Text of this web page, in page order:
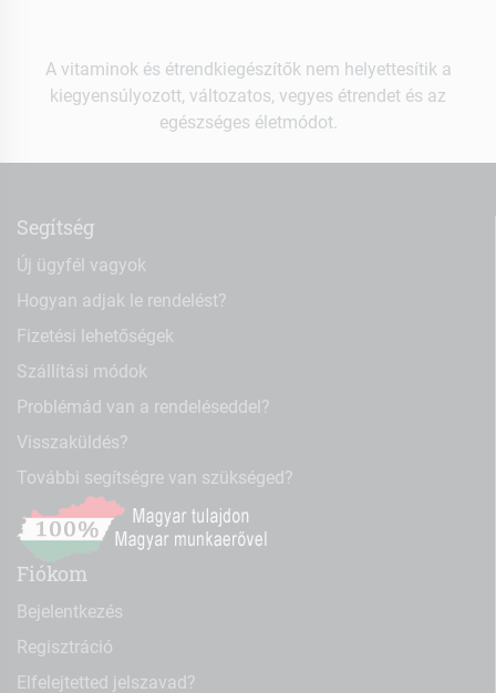
A vitaminok és étrendkiegészítők nem helyettesítik a
kiegyensúlyozott, változatos, vegyes étrendet és az
egészséges életmódot.
Segítség
Új ügyfél vagyok
Hogyan adjak le rendelést?
Fizetési lehetőségek
Szállítási módok
Problémád van a rendeléseddel?
Visszaküldés?
További segítségre van szükséged?
Fiókom
Bejelentkezés
Regisztráció
Elfelejtetted jelszavad?